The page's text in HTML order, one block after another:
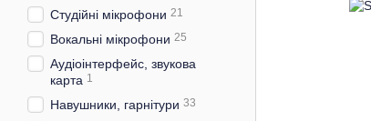
Студійні мікрофони 21
Вокальні мікрофони 25
Аудіоінтерфейс, звукова
карта 1
Навушники, гарнітури 33